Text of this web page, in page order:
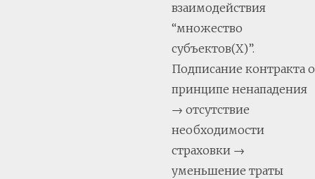
взаимодействия
“множество
субъектов(Х)”.
Подписание контракта о
принципе ненападения
→ отсутствие
необходимости
страховки →
уменьшение траты